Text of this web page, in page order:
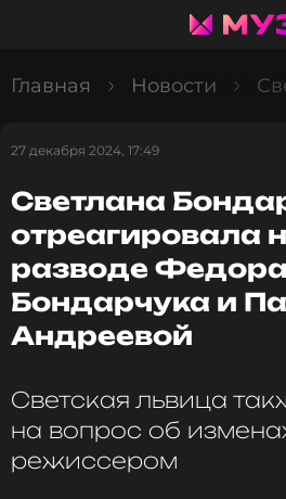
Главная Новости
27 декабря 2024, 17:49
Светлана
отреагировала
разводе Федора
Бондарчука и
Андреевой
Светская львица
на вопрос об
режиссером